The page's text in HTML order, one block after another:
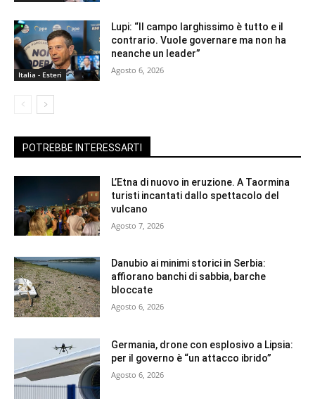
Italia - Esteri
Lupi: “Il campo larghissimo è tutto e il
contrario. Vuole governare ma non ha
neanche un leader”
Agosto 6, 2026
POTREBBE INTERESSARTI
L’Etna di nuovo in eruzione. A Taormina
turisti incantati dallo spettacolo del
vulcano
Agosto 7, 2026
Danubio ai minimi storici in Serbia:
affiorano banchi di sabbia, barche
bloccate
Agosto 6, 2026
Germania, drone con esplosivo a Lipsia:
per il governo è “un attacco ibrido”
Agosto 6, 2026